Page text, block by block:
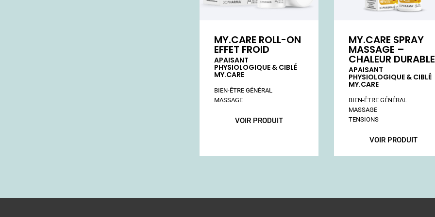
MY.CARE ROLL-ON
EFFET FROID
APAISANT
PHYSIOLOGIQUE & CIBLÉ
MY.CARE
VOIR PRODUIT
MY.CARE SPRAY
MASSAGE –
CHALEUR DURABLE
APAISANT
PHYSIOLOGIQUE & CIBLÉ
MY.CARE
VOIR PRODUIT